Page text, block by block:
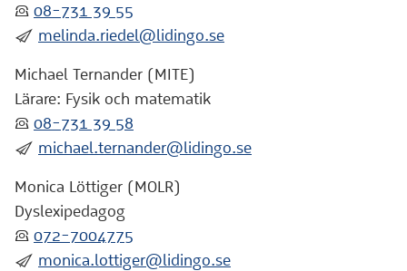
:telefon: 08-731 39 55
:skicka: melinda.riedel@lidingo.se
Michael Ternander (MITE)
Lärare: Fysik och matematik
:telefon: 08-731 39 58
:skicka: michael.ternander@lidingo.se
Monica Löttiger (MOLR)
Dyslexipedagog
:telefon: 072-7004775
:skicka: monica.lottiger@lidingo.se